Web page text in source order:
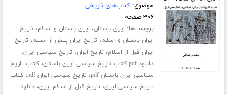
موضوع:کتاب‌های تاریخی
۳۰۶ صفحه
برچسب‌ها: ایران باستان، ایران باستان و اسلام، تاریخ
ایران باستان و اسلام، تاریخ ایران پیش از اسلام، تاریخ
ایران قبل از اسلام، تاریخ ایران، تاریخ سیاسی ایران،
دانلود pdf کتاب تاریخ سیاسی ایران باستان ،کتاب تاریخ
سیاسی ایران باستان pdf
، تاریخ سیاسی ایران pdf ،کتاب
تاریخ سیاسی ایران، تاریخ قبل از اسلام ایران،دانلود